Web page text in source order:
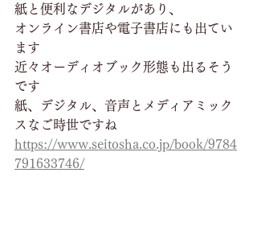
紙と便利なデジタルがあり、
オンライン書店や電子書店にも出てい
ます
近々オーディオブック形態も出るそう
です
紙、デジタル、音声とメディアミック
スなご時世ですね
https://www.seitosha.co.jp/book/9784
791633746/